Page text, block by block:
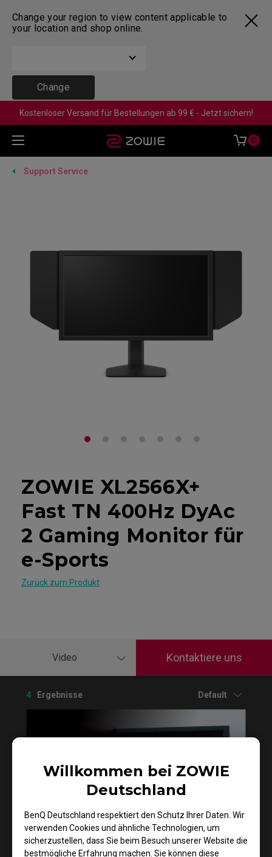
Change your region to view content applicable to
your location and shop online.
Change
Willkommen bei ZOWIE
Deutschland
BenQ Deutschland respektiert den Schutz Ihrer Daten. Wir
verwenden Cookies und ähnliche Technologien, um
sicherzustellen, dass Sie beim Besuch unserer Website die
bestmögliche Erfahrung machen. Sie können diese
Kostenloser Versand für Bestellungen ab 99 € - Jetzt sichern!
0
Support Service
ZOWIE XL2566X+
Fast TN 400Hz DyAc
2 Gaming Monitor für
e-Sports
Zurück zum Produkt
Video Kontaktiere uns
4 Ergebnisse Default
How to clean ZOWIE monitor